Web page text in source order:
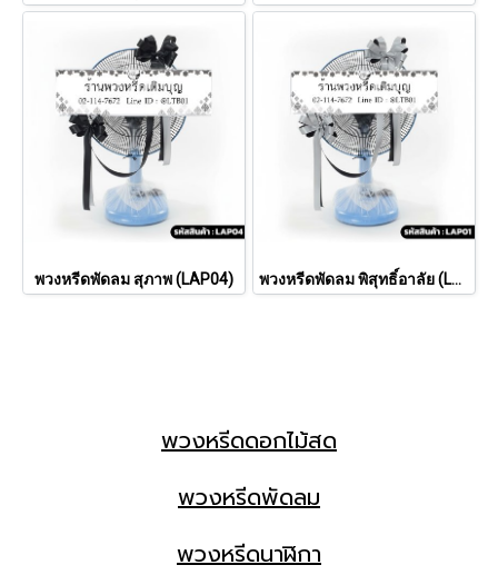
พวงหรีดพัดลม สุภาพ (LAP04) พวงหรีดพัดลม พิสุทธิ์อาลัย (LAP01)
พวงหรีดดอกไม้สด
พวงหรีดพัดลม
พวงหรีดนาฬิกา